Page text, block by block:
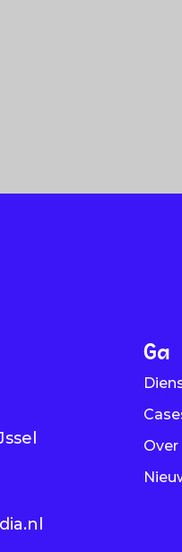
Over